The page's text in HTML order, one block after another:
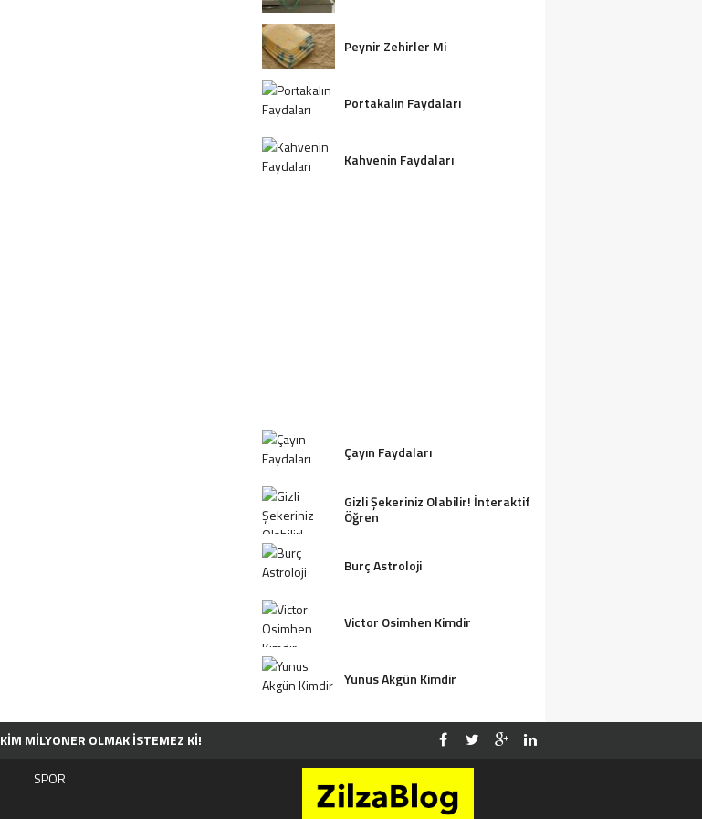
Peynir Zehirler Mi
Portakalın Faydaları
Kahvenin Faydaları
Çayın Faydaları
Gizli Şekeriniz Olabilir! İnteraktif
Öğren
Burç Astroloji
Victor Osimhen Kimdir
Yunus Akgün Kimdir
KIM MILYONER OLMAK İSTEMEZ KI!
SPOR